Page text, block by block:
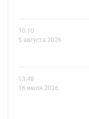
10.10
5 августа 2026
13.48
16 июля 2026